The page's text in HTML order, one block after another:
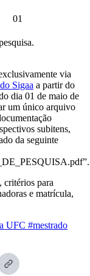
01
via
Sigaa a partir do
dia 01 de maio de
um único arquivo
subitens,
da seguinte
critérios para
e matrícula,
UFC #mestrado